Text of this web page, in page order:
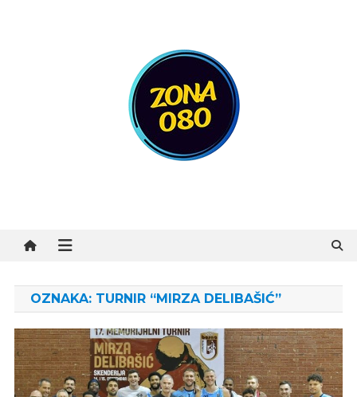
OZNAKA: TURNIR “MIRZA DELIBAŠIĆ”